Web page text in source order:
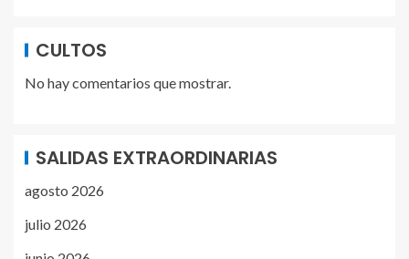
CULTOS
No hay comentarios que mostrar.
SALIDAS EXTRAORDINARIAS
agosto 2026
julio 2026